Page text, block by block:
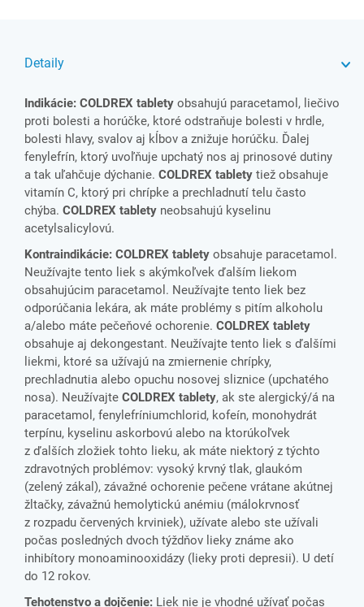
Detaily
Indikácie: COLDREX tablety obsahujú paracetamol, liečivo
proti bolesti a horúčke, ktoré odstraňuje bolesti v hrdle,
bolesti hlavy, svalov aj kĺbov a znižuje horúčku. Ďalej
fenylefrín, ktorý uvoľňuje upchatý nos aj prinosové dutiny
a tak uľahčuje dýchanie. COLDREX tablety tiež obsahuje
vitamín C, ktorý pri chrípke a prechladnutí telu často
chýba. COLDREX tablety neobsahujú kyselinu
acetylsalicylovú.
Kontraindikácie: COLDREX tablety obsahuje paracetamol.
Neužívajte tento liek s akýmkoľvek ďalším liekom
obsahujúcim paracetamol. Neužívajte tento liek bez
odporúčania lekára, ak máte problémy s pitím alkoholu
a/alebo máte pečeňové ochorenie. COLDREX tablety
obsahuje aj dekongestant. Neužívajte tento liek s ďalšími
liekmi, ktoré sa užívajú na zmiernenie chrípky,
prechladnutia alebo opuchu nosovej sliznice (upchatého
nosa). Neužívajte COLDREX tablety, ak ste alergický/á na
paracetamol, fenylefríniumchlorid, kofeín, monohydrát
terpínu, kyselinu askorbovú alebo na ktorúkoľvek
z ďalších zložiek tohto lieku, ak máte niektorý z týchto
zdravotných problémov: vysoký krvný tlak, glaukóm
(zelený zákal), závažné ochorenie pečene vrátane akútnej
žltačky, závažnú hemolytickú anémiu (málokrvnosť
z rozpadu červených krviniek), užívate alebo ste užívali
počas posledných dvoch týždňov lieky známe ako
inhibítory monoaminooxidázy (lieky proti depresii). U detí
do 12 rokov.
Tehotenstvo a dojčenie: Liek nie je vhodné užívať počas